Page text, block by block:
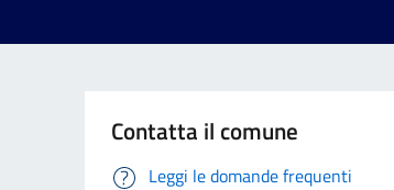
Contatta il comune
Leggi le domande frequenti